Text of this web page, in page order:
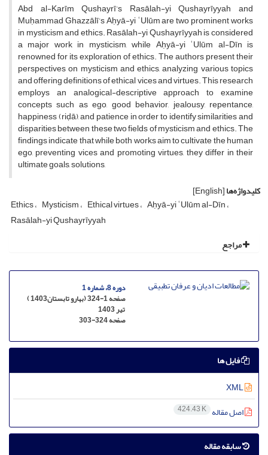
Abd al-Karīm Qushayrī’s Rasālah-yi Qushayrīyyah and
Muḥammad Ghazzālī’s Aḥyā-yi ʿUlūm are two prominent works
in mysticism and ethics. Rasālah-yi Qushayrīyyah is considered
a major work in mysticism, while Aḥyā-yi ʿUlūm al-Dīn is
renowned for its exploration of ethics. The authors present their
perspectives on mysticism and ethics, analyzing various topics
and offering definitions of ethical vices and virtues. This research
employs an analogical-descriptive approach to examine
concepts such as ego, good behavior, jealousy, repentance,
happiness (riḍā), and patience in order to identify similarities and
disparities between these two fields of mysticism and ethics. The
findings indicate that while both works aim to cultivate the human
ego, preventing vices and promoting virtues, they differ in their
ultimate goals, solutions,
کلیدواژه‌ها[English]
Ethics Mysticism Ethical virtues Aḥyā-yi ʿUlūm al-Dīn
Rasālah-yi Qushayrīyyah
مراجع
دوره 8، شماره 1
صفحه 1-324 (بهارو تابستان1403 )
تیر 1403
صفحه303-324
فایل ها
اصل مقاله 424.43 K
سابقه مقاله